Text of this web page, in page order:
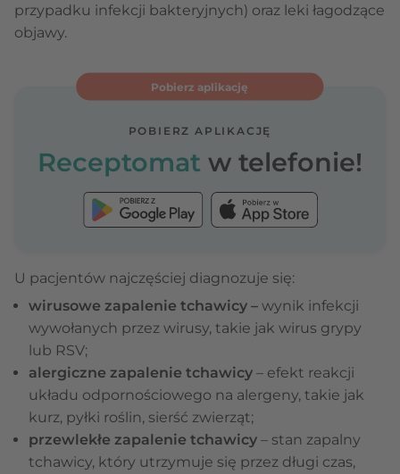
przypadku infekcji bakteryjnych) oraz leki łagodzące
objawy.
Pobierz aplikację
POBIERZ APLIKACJĘ
Receptomat w telefonie!
U pacjentów najczęściej diagnozuje się:
wirusowe zapalenie tchawicy – wynik infekcji
wywołanych przez wirusy, takie jak wirus grypy
lub RSV;
alergiczne zapalenie tchawicy – efekt reakcji
układu odpornościowego na alergeny, takie jak
kurz, pyłki roślin, sierść zwierząt;
przewlekłe zapalenie tchawicy – stan zapalny
tchawicy, który utrzymuje się przez długi czas,